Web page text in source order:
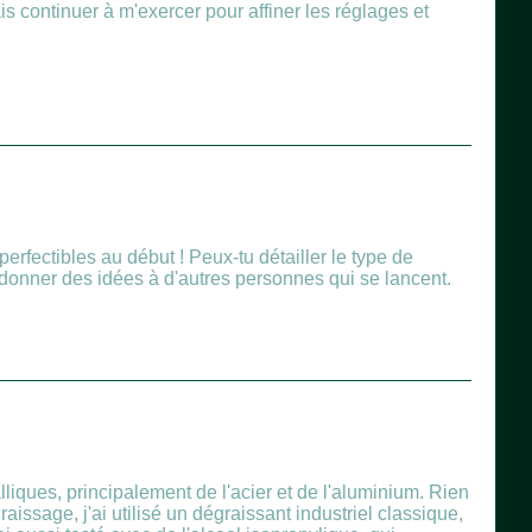
continuer à m'exercer pour affiner les réglages et
au début ! Peux-tu détailler le type de
des idées à d'autres personnes qui se lancent.
principalement de l'acier et de l'aluminium. Rien
j'ai utilisé un dégraissant industriel classique,